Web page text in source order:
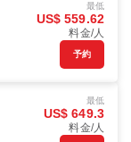
最低
US$ 559.62
料金/人
予約
最低
US$ 649.3
料金/人